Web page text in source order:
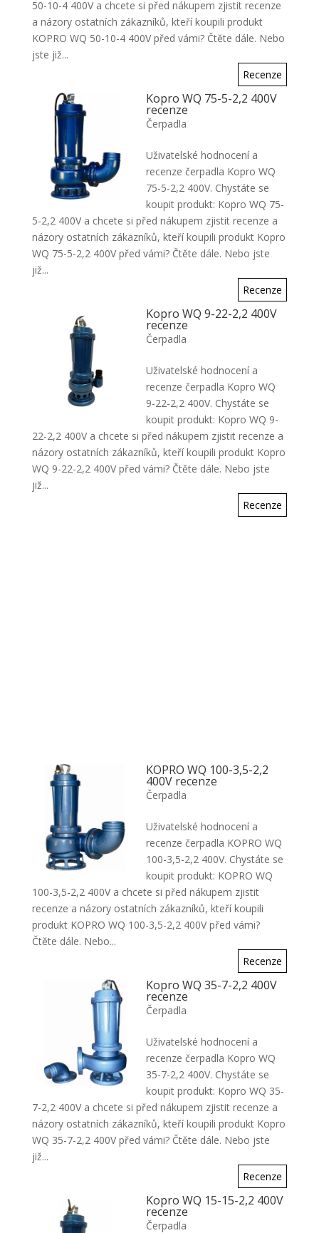
50-10-4 400V a chcete si před nákupem zjistit recenze
a názory ostatních zákazníků, kteří koupili produkt
KOPRO WQ 50-10-4 400V před vámi? Čtěte dále. Nebo
jste již...
Recenze
Kopro WQ 75-5-2,2 400V
recenze
Čerpadla
Uživatelské hodnocení a
recenze čerpadla Kopro WQ
75-5-2,2 400V. Chystáte se
koupit produkt: Kopro WQ 75-
5-2,2 400V a chcete si před nákupem zjistit recenze a
názory ostatních zákazníků, kteří koupili produkt Kopro
WQ 75-5-2,2 400V před vámi? Čtěte dále. Nebo jste
již...
Recenze
Kopro WQ 9-22-2,2 400V
recenze
Čerpadla
Uživatelské hodnocení a
recenze čerpadla Kopro WQ
9-22-2,2 400V. Chystáte se
koupit produkt: Kopro WQ 9-
22-2,2 400V a chcete si před nákupem zjistit recenze a
názory ostatních zákazníků, kteří koupili produkt Kopro
WQ 9-22-2,2 400V před vámi? Čtěte dále. Nebo jste
již...
Recenze
KOPRO WQ 100-3,5-2,2
400V recenze
Čerpadla
Uživatelské hodnocení a
recenze čerpadla KOPRO WQ
100-3,5-2,2 400V. Chystáte se
koupit produkt: KOPRO WQ
100-3,5-2,2 400V a chcete si před nákupem zjistit
recenze a názory ostatních zákazníků, kteří koupili
produkt KOPRO WQ 100-3,5-2,2 400V před vámi?
Čtěte dále. Nebo...
Recenze
Kopro WQ 35-7-2,2 400V
recenze
Čerpadla
Uživatelské hodnocení a
recenze čerpadla Kopro WQ
35-7-2,2 400V. Chystáte se
koupit produkt: Kopro WQ 35-
7-2,2 400V a chcete si před nákupem zjistit recenze a
názory ostatních zákazníků, kteří koupili produkt Kopro
WQ 35-7-2,2 400V před vámi? Čtěte dále. Nebo jste
již...
Recenze
Kopro WQ 15-15-2,2 400V
recenze
Čerpadla